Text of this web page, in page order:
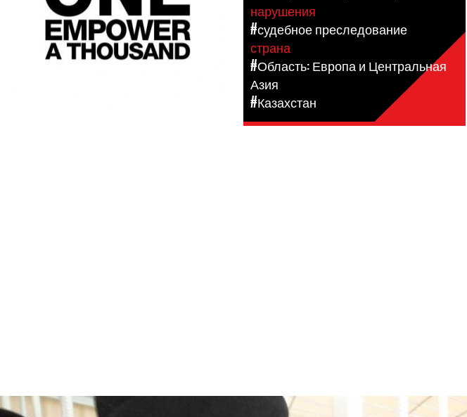
нарушения
#судебное преследование
страна
#Область: Европа и Центральная
Азия
#Казахстан